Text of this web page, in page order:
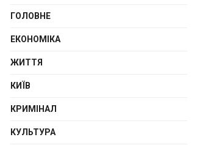
ГОЛОВНЕ
ЕКОНОМІКА
ЖИТТЯ
КИЇВ
КРИМІНАЛ
КУЛЬТУРА